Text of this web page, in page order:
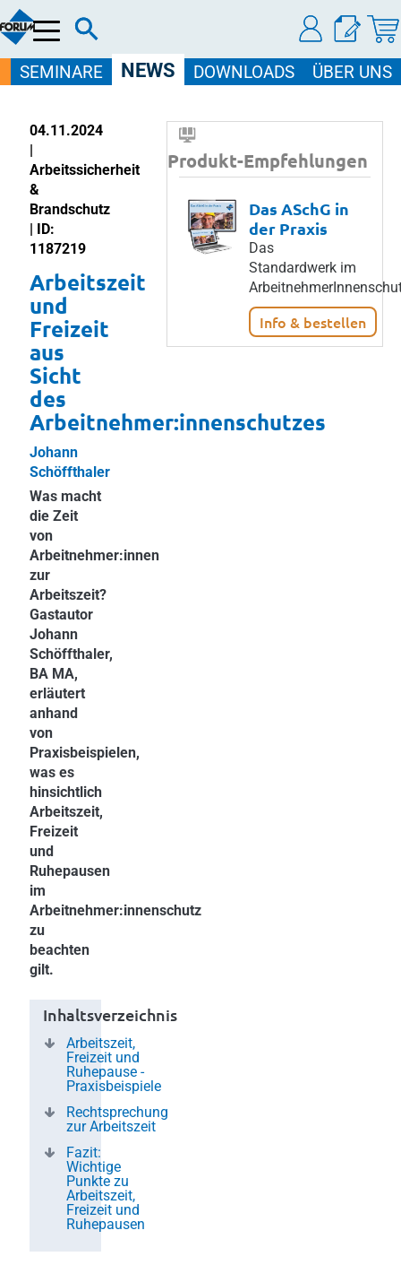
Menü
SEMINARE NEWS DOWNLOADS ÜBER UNS
04.11.2024
|
Arbeitssicherheit
&
Brandschutz
| ID:
1187219
Arbeitszeit
und
Freizeit
aus
Sicht
des
Arbeitnehmer:innenschutzes
Johann
Schöffthaler
Was macht
die Zeit
von
Arbeitnehmer:innen
zur
Arbeitszeit?
Gastautor
Johann
Schöffthaler,
BA MA,
erläutert
anhand
von
Praxisbeispielen,
was es
hinsichtlich
Arbeitszeit,
Freizeit
und
Ruhepausen
im
Arbeitnehmer:innenschutz
zu
beachten
gilt.
Inhaltsverzeichnis
Arbeitszeit,
Freizeit und
Ruhepause -
Praxisbeispiele
Rechtsprechung
zur Arbeitszeit
Fazit:
Wichtige
Punkte zu
Arbeitszeit,
Freizeit und
Ruhepausen
Produkt-Empfehlungen
Das ASchG in
der Praxis
Das
Standardwerk im
Info & bestellen